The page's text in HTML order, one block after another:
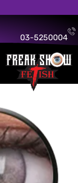
משלוח חינם על כל
03-5250004